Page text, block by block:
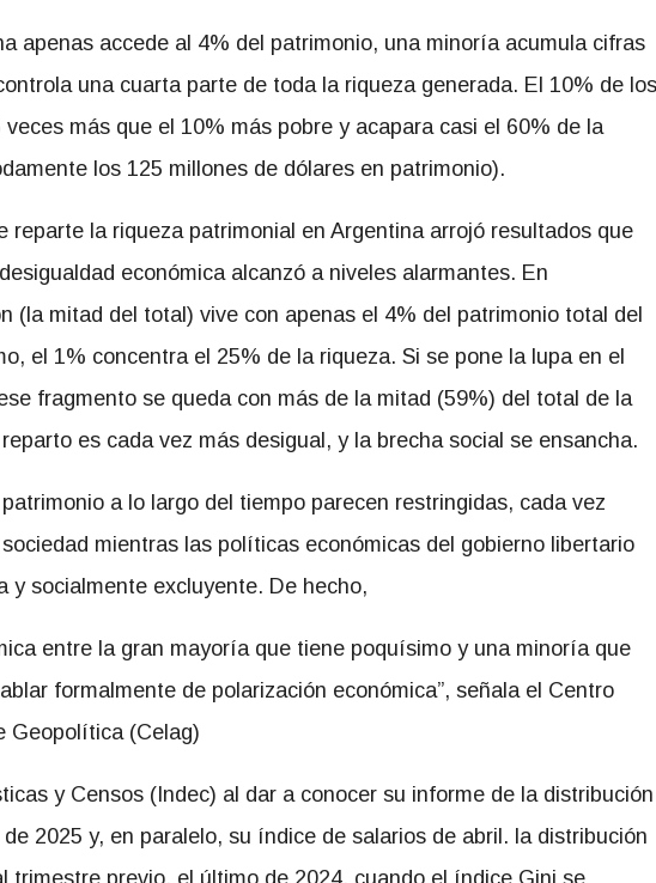
apenas accede al 4% del patrimonio, una minoría acumula cifras
una cuarta parte de toda la riqueza generada. El 10% de los
más que el 10% más pobre y acapara casi el 60% de la
los 125 millones de dólares en patrimonio).
reparte la riqueza patrimonial en Argentina arrojó resultados que
económica alcanzó a niveles alarmantes. En
(la mitad del total) vive con apenas el 4% del patrimonio total del
el 1% concentra el 25% de la riqueza. Si se pone la lupa en el
fragmento se queda con más de la mitad (59%) del total de la
es cada vez más desigual, y la brecha social se ensancha.
a lo largo del tiempo parecen restringidas, cada vez
mientras las políticas económicas del gobierno libertario
y socialmente excluyente. De hecho,
entre la gran mayoría que tiene poquísimo y una minoría que
formalmente de polarización económica”, señala el Centro
Geopolítica (Celag)
y Censos (Indec) al dar a conocer su informe de la distribución
2025 y, en paralelo, su índice de salarios de abril. la distribución